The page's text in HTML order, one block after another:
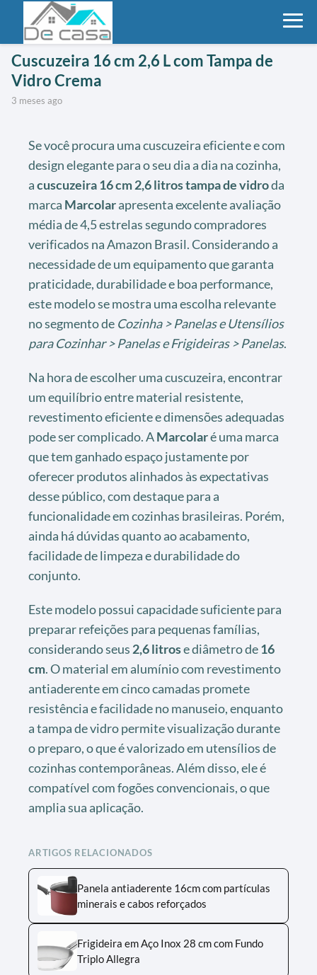
Cuscuzeira 16 cm 2,6 L com Tampa de
Vidro Crema
3 meses ago
Se você procura uma cuscuzeira eficiente e com
design elegante para o seu dia a dia na cozinha,
acuscuzeira 16 cm 2,6 litros tampa de vidroda
marca Marcolarapresenta excelente avaliação
média de 4,5 estrelas segundo compradores
verificados na Amazon Brasil. Considerando a
necessidade de um equipamento que garanta
praticidade, durabilidade e boa performance,
este modelo se mostra uma escolha relevante
no segmento de Cozinha > Panelas e Utensílios
para Cozinhar > Panelas e Frigideiras > Panelas.
Na hora de escolher uma cuscuzeira, encontrar
um equilíbrio entre material resistente,
revestimento eficiente e dimensões adequadas
pode ser complicado. AMarcolaré uma marca
que tem ganhado espaço justamente por
oferecer produtos alinhados às expectativas
desse público, com destaque para a
funcionalidade em cozinhas brasileiras. Porém,
ainda há dúvidas quanto ao acabamento,
facilidade de limpeza e durabilidade do
conjunto.
Este modelo possui capacidade suficiente para
preparar refeições para pequenas famílias,
considerando seus 2,6 litrose diâmetro de16
cm. O material em alumínio com revestimento
antiaderente em cinco camadas promete
resistência e facilidade no manuseio, enquanto
a tampa de vidro permite visualização durante
o preparo, o que é valorizado em utensílios de
cozinhas contemporâneas. Além disso, ele é
compatível com fogões convencionais, o que
amplia sua aplicação.
ARTIGOS RELACIONADOS
Panela antiaderente 16cm com partículas
minerais e cabos reforçados
Frigideira em Aço Inox 28 cm com Fundo
Triplo Allegra